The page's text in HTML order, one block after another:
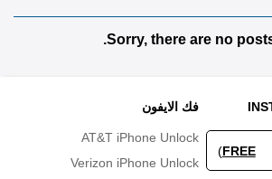
Sorry, there are no
FREE
)
فك الايفون
AT&T iPhone Unlock
Verizon iPhone Unlock